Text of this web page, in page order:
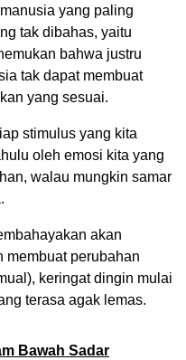
yang paling
tak dibahas, yaitu
bahwa justru
tak dapat membuat
yang sesuai.
stimulus yang kita
oleh emosi kita yang
walau mungkin samar
akan
membuat perubahan
keringat dingin mulai
terasa agak lemas.
Bawah Sadar